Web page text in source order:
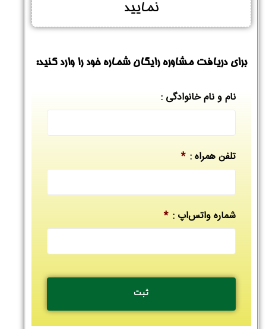
نمایید
برای دریافت مشاوره رایگان شماره خود را وارد کنید:
نام و نام خانوادگی :
تلفن همراه : *
شماره واتس‌اپ : *